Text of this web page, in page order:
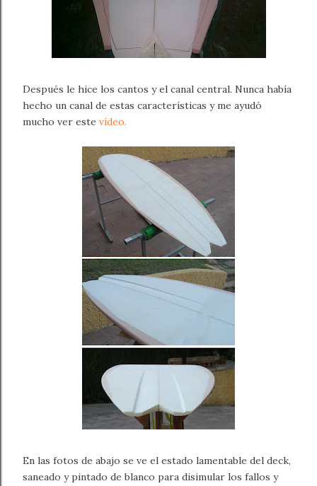
Después le hice los cantos y el canal central. Nunca había
hecho un canal de estas características y me ayudó
mucho ver este vídeo.
En las fotos de abajo se ve el estado lamentable del deck,
saneado y pintado de blanco para disimular los fallos y